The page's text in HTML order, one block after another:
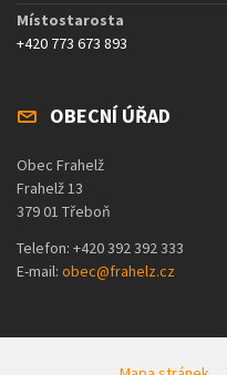
Místostarosta
+420 773 673 893
OBECNÍ ÚŘAD
Obec Frahelž
Frahelž 13
379 01 Třeboň
Telefon: +420 392 392 333
E-mail: obec@frahelz.cz